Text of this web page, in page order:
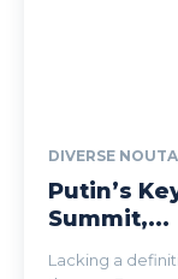
DIVERSE
Putin’s
Summit,...
Lacking a